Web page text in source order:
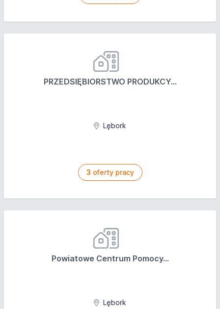
PRZEDSIĘBIORSTWO PRODUKCY...
Lębork
3 oferty pracy
Powiatowe Centrum Pomocy...
Lębork